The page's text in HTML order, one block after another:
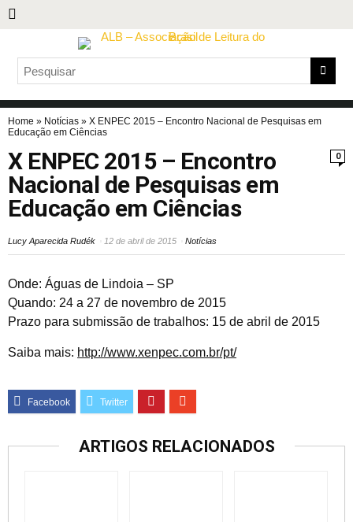
Home » Notícias » X ENPEC 2015 – Encontro Nacional de Pesquisas em
Educação em Ciências
0
X ENPEC 2015 – Encontro
Nacional de Pesquisas em
Educação em Ciências
Lucy Aparecida Rudék 12 de abril de 2015 Notícias
Onde: Águas de Lindoia – SP
Quando: 24 a 27 de novembro de 2015
Prazo para submissão de trabalhos: 15 de abril de 2015
Saiba mais: http://www.xenpec.com.br/pt/
ARTIGOS RELACIONADOS